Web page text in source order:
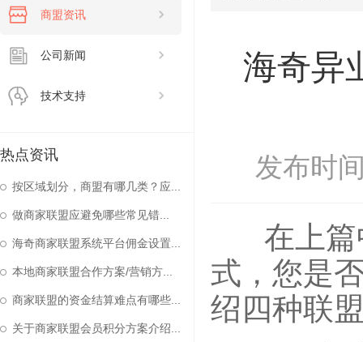
商盟资讯
公司新闻
技术支持
热点资讯
按区域划分，商盟有哪几类？应...
做商家联盟应避免哪些常见错...
海奇商家联盟系统平台佣金设置...
本地商家联盟合作方案/营销方...
商家联盟的资金结算难点有哪些...
关于商家联盟会员积分方案介绍...
海奇异
发布时
在上篇
式，您是
绍四种联